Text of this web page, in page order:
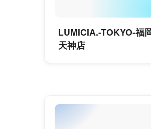
LUMICIA.-TOKYO-福
天神店